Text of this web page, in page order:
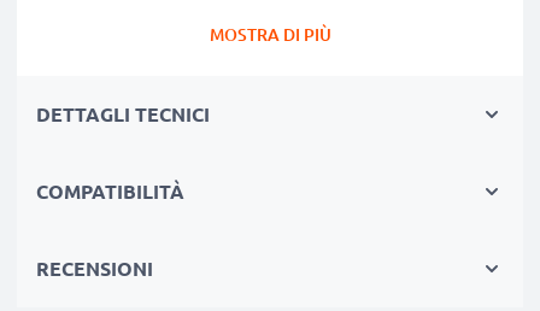
longevità
da corto circuito, sovratensione e surriscaldamento
Compatto & perfetto per viaggiare
MOSTRA DI PIÙ
DETTAGLI TECNICI
COMPATIBILITÀ
RECENSIONI